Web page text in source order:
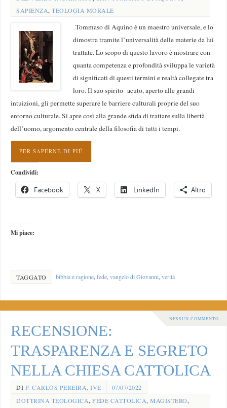
SAPIENZA,TEOLOGIA MORALE
Tommaso di Aquino è un maestro universale, e lo
dimostra tramite l’universalità delle materie da lui
trattate. Lo scopo di questo lavoro è mostrare con
quanta competenza e profondità sviluppa le varietà
di significati di questi termini e realtà collegate tra
loro. Il suo spirito acuto, aperto alle grandi
intuizioni, gli permette superare le barriere culturali proprie del suo
entorno culturale. Si apre così alla grande sfida di trattare sulla libertà
dell’uomo, argomento centrale della filosofia di tutti i tempi.
PER SAPERNE DI PIÙ
Condividi:
Facebook X LinkedIn Altro
Mi piace:
TAGGATO bibbia e ragione,fede,vangelo di Giovanni,verità
NESSUN COMMENTO
RECENSIONE:
TRASPARENZA E SEGRETO
NELLA CHIESA CATTOLICA
DI P. CARLOS PEREIRA, IVE
07/07/2022
DOTTRINA TEOLOGICA,FEDE CATTOLICA,MAGISTERO,